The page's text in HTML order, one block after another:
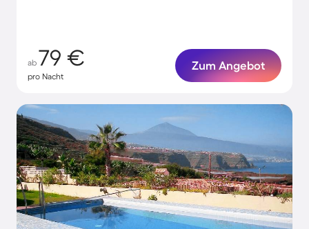
ab 79 €
pro Nacht
Zum Angebot